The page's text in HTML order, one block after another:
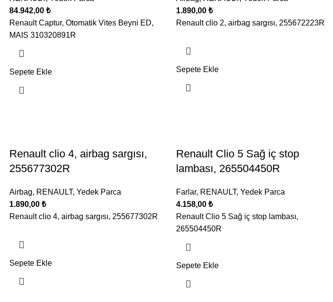
84.942,00 ₺
Renault Captur, Otomatik Vites Beyni ED,
MAIS 310320891R
Sepete Ekle
1.890,00 ₺
Renault clio 2, airbag sargısı, 255672223R
Sepete Ekle
Renault clio 4, airbag sargısı,
255677302R
Airbag, RENAULT, Yedek Parca
1.890,00 ₺
Renault clio 4, airbag sargısı, 255677302R
Sepete Ekle
Renault Clio 5 Sağ iç stop
lambası, 265504450R
Farlar, RENAULT, Yedek Parca
4.158,00 ₺
Renault Clio 5 Sağ iç stop lambası,
265504450R
Sepete Ekle